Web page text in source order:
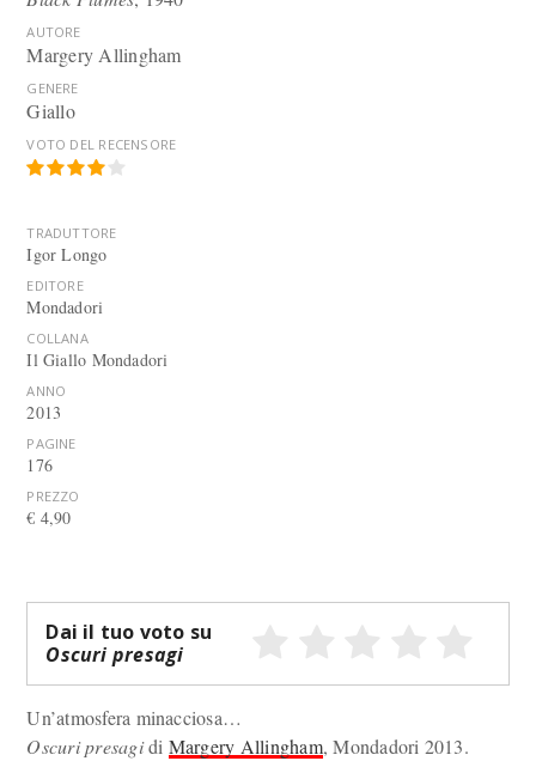
AUTORE
Margery Allingham
GENERE
Giallo
VOTO DEL RECENSORE
TRADUTTORE
Igor Longo
EDITORE
Mondadori
COLLANA
Il Giallo Mondadori
ANNO
2013
PAGINE
176
PREZZO
€ 4,90
Dai il tuo voto su
Oscuri presagi
Un’atmosfera minacciosa…
Oscuri presagidi Margery Allingham, Mondadori 2013.